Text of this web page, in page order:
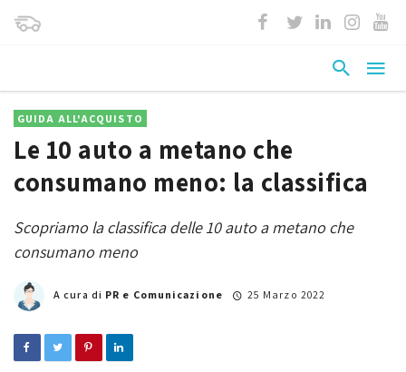
GUIDA ALL'ACQUISTO
Le 10 auto a metano che
consumano meno: la classifica
Scopriamo la classifica delle 10 auto a metano che
consumano meno
A cura di PR e Comunicazione 25 Marzo 2022